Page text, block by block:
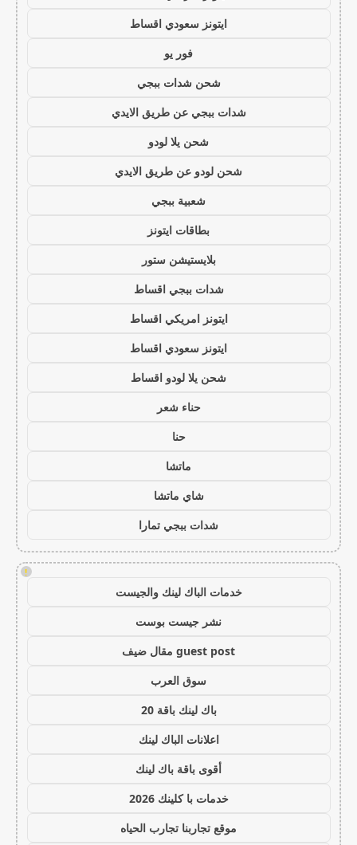
ايتونز سعودي اقساط
فور يو
شحن شدات ببجي
شدات ببجي عن طريق الايدي
شحن يلا لودو
شحن لودو عن طريق الايدي
شعبية ببجي
بطاقات ايتونز
بلايستيشن ستور
شدات ببجي اقساط
ايتونز امريكي اقساط
ايتونز سعودي اقساط
شحن يلا لودو اقساط
حناء شعر
حنا
ماتشا
شاي ماتشا
شدات ببجي تمارا
!
خدمات الباك لينك والجيست
نشر جيست بوست
guest post مقال ضيف
سوق العرب
باك لينك باقة 20
اعلانات الباك لينك
أقوى باقة باك لينك
خدمات با كلينك 2026
موقع تجاربنا تجارب الحياه